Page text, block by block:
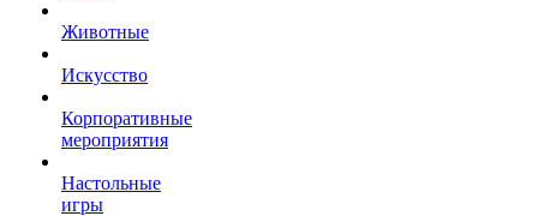
Животные
Искусство
Корпоративные
мероприятия
Настольные
игры